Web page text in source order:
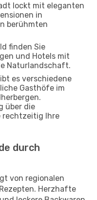
lockt mit eleganten
in
berühmten
finden Sie
und Hotels mit
Naturlandschaft.
es verschiedene
Gasthöfe im
über die
rechtzeitig Ihre
durch
von regionalen
Herzhafte